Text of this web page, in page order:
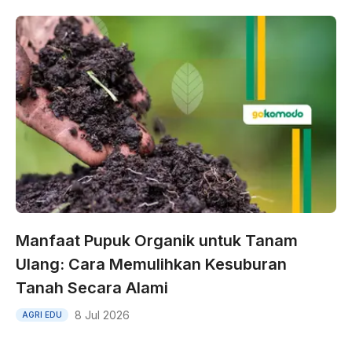
Manfaat Pupuk Organik untuk Tanam
Ulang: Cara Memulihkan Kesuburan
Tanah Secara Alami
AGRI EDU 8 Jul 2026